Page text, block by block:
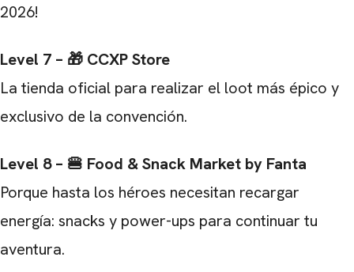
2026!
Level 7 – 🎁 CCXP Store
La tienda oficial para realizar el loot más épico y
exclusivo de la convención.
Level 8 – 🍔 Food & Snack Market by Fanta
Porque hasta los héroes necesitan recargar
energía: snacks y power-ups para continuar tu
aventura.